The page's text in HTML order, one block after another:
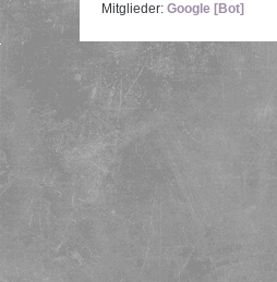
Mitglieder: Google [Bot]